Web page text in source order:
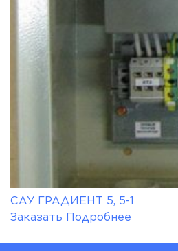
САУ ГРАДИЕНТ 5, 5-1
Заказать Подробнее